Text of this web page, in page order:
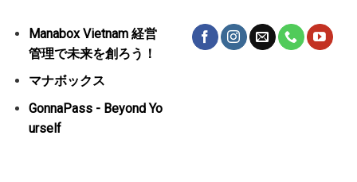
Manabox Vietnam 経営
管理で未来を創ろう！
マナボックス
GonnaPass - Beyond Yo
urself